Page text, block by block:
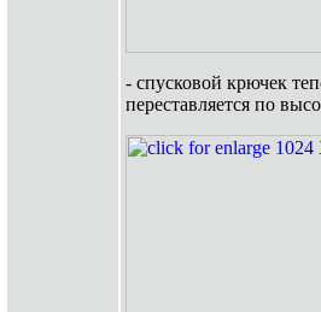
- спусковой крючек
переставляется по